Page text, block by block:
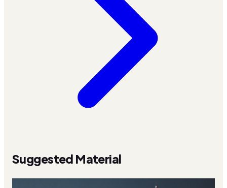
Suggested Material